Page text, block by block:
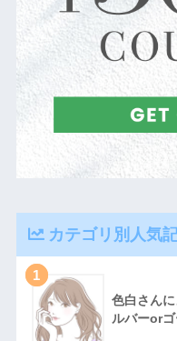
カテゴリ別人気
1
色白さん
ルバーorゴ